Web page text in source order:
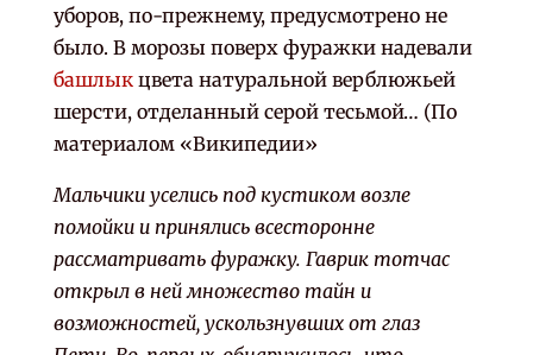
уборов, по-прежнему, предусмотрено не
было. В морозы поверх фуражки надевали
башлыкцвета натуральной верблюжьей
шерсти, отделанный серой тесьмой… (По
материалом «Википедии»
Мальчики уселись под кустиком возле
помойки и принялись всесторонне
рассматривать фуражку. Гаврик тотчас
открыл в ней множество тайн и
возможностей, ускользнувших от глаз